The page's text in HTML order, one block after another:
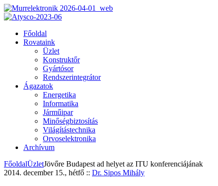
Főoldal
Rovataink
Üzlet
Konstruktőr
Gyártósor
Rendszerintegrátor
Ágazatok
Energetika
Informatika
Járműipar
Minőségbiztosítás
Világítástechnika
Orvoselektronika
Archívum
FőoldalÜzletJövőre Budapest ad helyet az ITU konferenciájának
2014. december 15., hétfő :: Dr. Sipos Mihály